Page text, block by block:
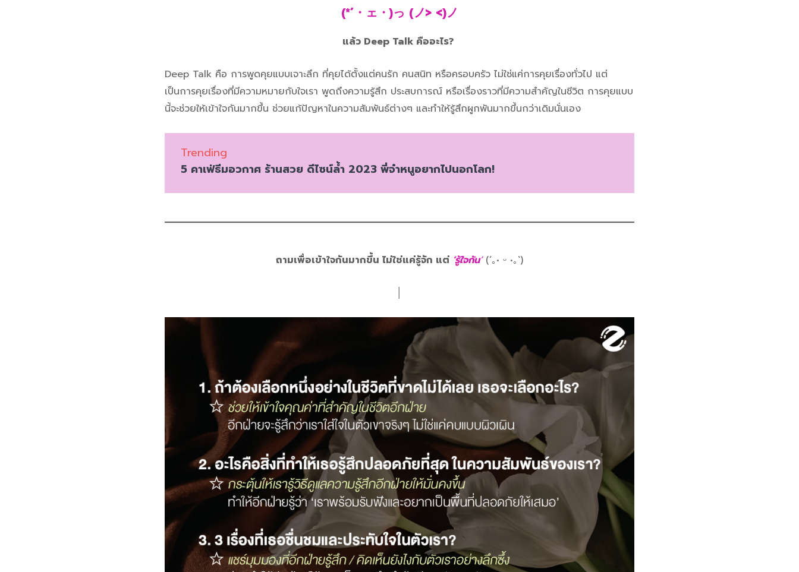
(*´・ェ・)っ (ノ> <)ノ
แล้ว Deep Talk คืออะไร?
Deep Talk คือ การพูดคุยแบบเจาะลึก ที่คุยได้ตั้งแต่คนรัก คนสนิท หรือครอบครัว ไม่ใช่แค่การคุยเรื่องทั่วไป แต่
เป็นการคุยเรื่องที่มีความหมายกับใจเรา พูดถึงความรู้สึก ประสบการณ์ หรือเรื่องราวที่มีความสำคัญในชีวิต การคุยแบบ
นี้จะช่วยให้เข้าใจกันมากขึ้น ช่วยแก้ปัญหาในความสัมพันธ์ต่างๆ และทำให้รู้สึกผูกพันมากขึ้นกว่าเดิมนั่นเอง
Trending
5 คาเฟ่ธีมอวกาศ ร้านสวย ดีไซน์ล้ำ 2023 พี่จ๋าหนูอยากไปนอกโลก!
ถามเพื่อเข้าใจกันมากขึ้น ไม่ใช่แค่รู้จัก แต่ ‘รู้ใจกัน‘(´｡• ᵕ •｡`)